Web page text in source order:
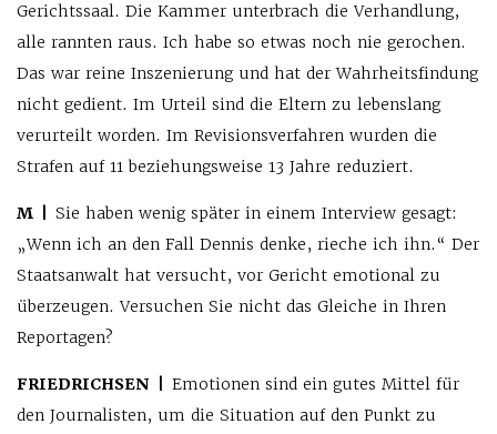
Gerichtssaal. Die Kammer unterbrach die Verhandlung,
alle rannten raus. Ich habe so etwas noch nie gerochen.
Das war reine Inszenierung und hat der Wahrheitsfindung
nicht gedient. Im Urteil sind die Eltern zu lebenslang
verurteilt worden. Im Revisionsverfahren wurden die
Strafen auf 11 beziehungsweise 13 Jahre reduziert.
M |
Sie haben wenig später in einem Interview gesagt:
„Wenn ich an den Fall Dennis denke, rieche ich ihn.“ Der
Staatsanwalt hat versucht, vor Gericht emotional zu
überzeugen. Versuchen Sie nicht das Gleiche in Ihren
Reportagen?
FRIEDRICHSEN |
Emotionen sind ein gutes Mittel für
den Journalisten, um die Situation auf den Punkt zu